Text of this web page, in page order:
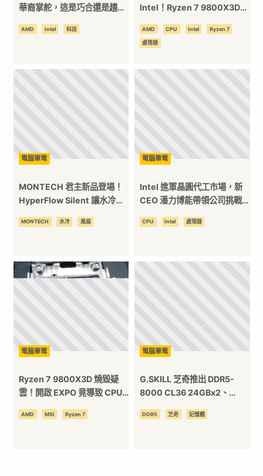
位
台
華裔掌舵，這是巧合還是趨
AMD Intel 科技
Intel！Ryzen 7 9800X3D
消失在排行榜
AMD CPU Intel Ryzen 7
處理器
電腦筆電
MONTECH 君主新品登場！
HyperFlow Silent 讓水冷更
MONTECH 水冷 風扇
電腦筆電
Intel 進軍晶圓代工市場，新
CEO 潘力博能帶領公司挑戰
CPU Intel 處理器
電腦筆電
Ryzen 7 9800X3D 燒毀疑
雲！開啟 EXPO 竟導致 CPU
Tomahawk Wi-Fi 遭質疑
AMD MSI Ryzen 7
電腦筆電
G.SKILL 芝奇推出 DDR5-
8000 CL36 24GBx2、
(48GBx4)等記憶體套裝！
DDR5 芝奇 記憶體